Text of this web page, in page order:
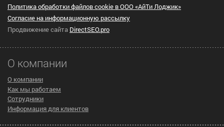
Политика обработки файлов cookie в ООО «АйТи Лоджик»
Согласие на информационную рассылку
Продвижение сайта DirectSEO.pro
О компании
О компании
Как мы работаем
Сотрудники
Информация для клиентов